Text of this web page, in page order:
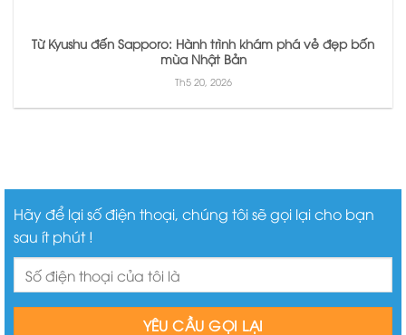
Từ Kyushu đến Sapporo: Hành trình khám phá vẻ đẹp bốn
mùa Nhật Bản
Th5 20, 2026
Hãy để lại số điện thoại, chúng tôi sẽ gọi lại cho bạn
sau ít phút !